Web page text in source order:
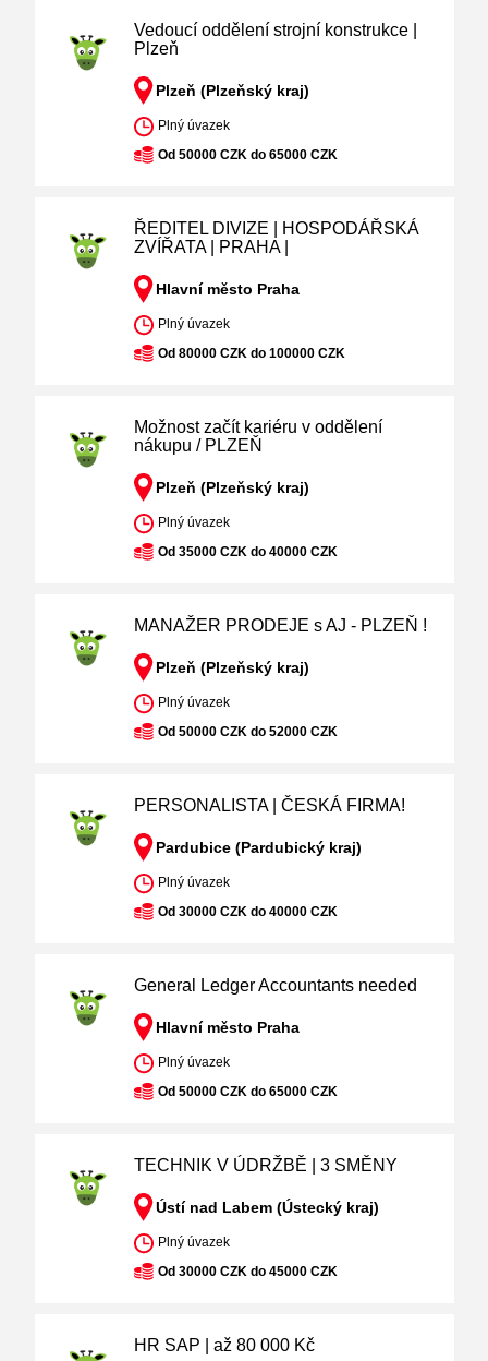
Vedoucí oddělení strojní konstrukce |
Plzeň
Plzeň (Plzeňský kraj)
Plný úvazek
Od 50000 CZK do 65000 CZK
ŘEDITEL DIVIZE | HOSPODÁŘSKÁ
ZVÍŘATA | PRAHA |
Hlavní město Praha
Plný úvazek
Od 80000 CZK do 100000 CZK
Možnost začít kariéru v oddělení
nákupu / PLZEŇ
Plzeň (Plzeňský kraj)
Plný úvazek
Od 35000 CZK do 40000 CZK
MANAŽER PRODEJE s AJ - PLZEŇ !
Plzeň (Plzeňský kraj)
Plný úvazek
Od 50000 CZK do 52000 CZK
PERSONALISTA | ČESKÁ FIRMA!
Pardubice (Pardubický kraj)
Plný úvazek
Od 30000 CZK do 40000 CZK
General Ledger Accountants needed
Hlavní město Praha
Plný úvazek
Od 50000 CZK do 65000 CZK
TECHNIK V ÚDRŽBĚ | 3 SMĚNY
Ústí nad Labem (Ústecký kraj)
Plný úvazek
Od 30000 CZK do 45000 CZK
HR SAP | až 80 000 Kč